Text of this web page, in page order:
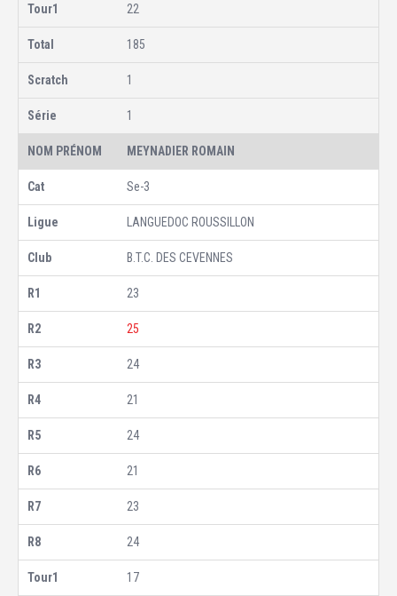
22
185
1
1
MEYNADIER ROMAIN
Se-3
LANGUEDOC ROUSSILLON
B.T.C. DES CEVENNES
23
25
24
21
24
21
23
24
17